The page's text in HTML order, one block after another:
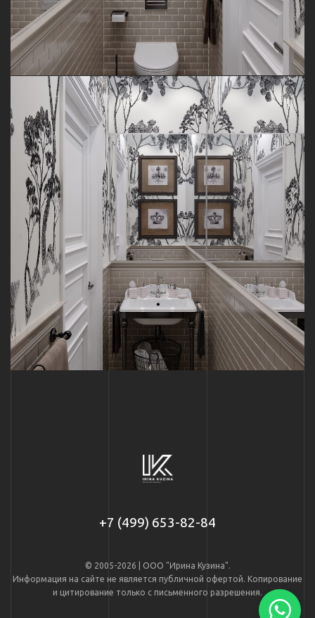
+7 (499) 653-82-84
© 2005-2026 | ООО "Ирина Кузина".
Информация на сайте не является публичной офертой. Копирование
и цитирование только с письменного разрешения.